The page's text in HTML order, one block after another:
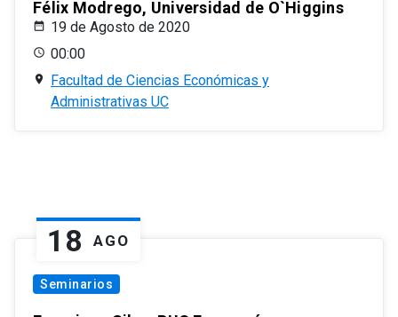
Félix Modrego, Universidad de O`Higgins
19 de Agosto de 2020
00:00
Facultad de Ciencias Económicas y
Administrativas UC
18 AGO
Seminarios